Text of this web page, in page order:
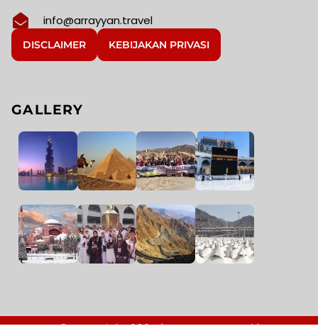
info@arrayyan.travel
DISCLAIMER KEBIJAKAN PRIVASI
GALLERY